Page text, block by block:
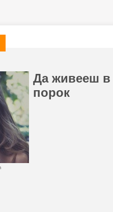
Да живееш в
порок